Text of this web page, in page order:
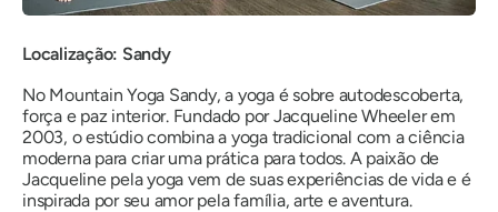
Localização: Sandy
No Mountain Yoga Sandy, a yoga é sobre autodescoberta,
força e paz interior. Fundado por Jacqueline Wheeler em
2003, o estúdio combina a yoga tradicional com a ciência
moderna para criar uma prática para todos. A paixão de
Jacqueline pela yoga vem de suas experiências de vida e é
inspirada por seu amor pela família, arte e aventura.